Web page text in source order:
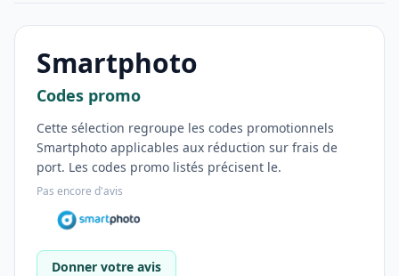
Smartphoto
Codes promo
Cette sélection regroupe les codes promotionnels
Smartphoto applicables aux réduction sur frais de
port. Les codes promo listés précisent le.
Pas encore d'avis
Donner votre avis